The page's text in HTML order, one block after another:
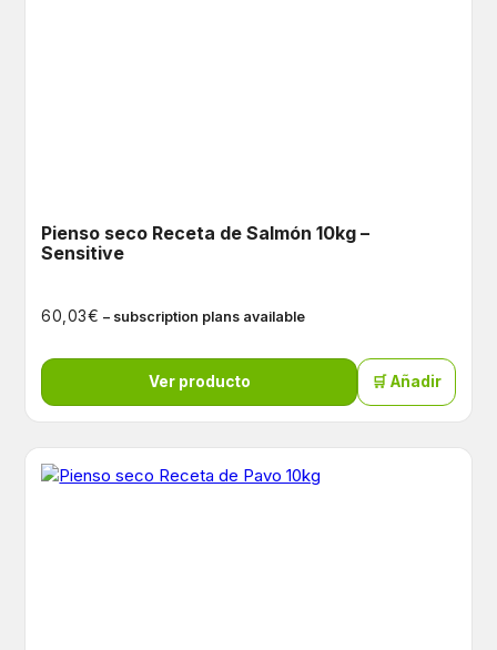
Pienso seco Receta de Salmón 10kg –
Sensitive
60,03€ – subscription plans available
Ver producto 🛒 Añadir